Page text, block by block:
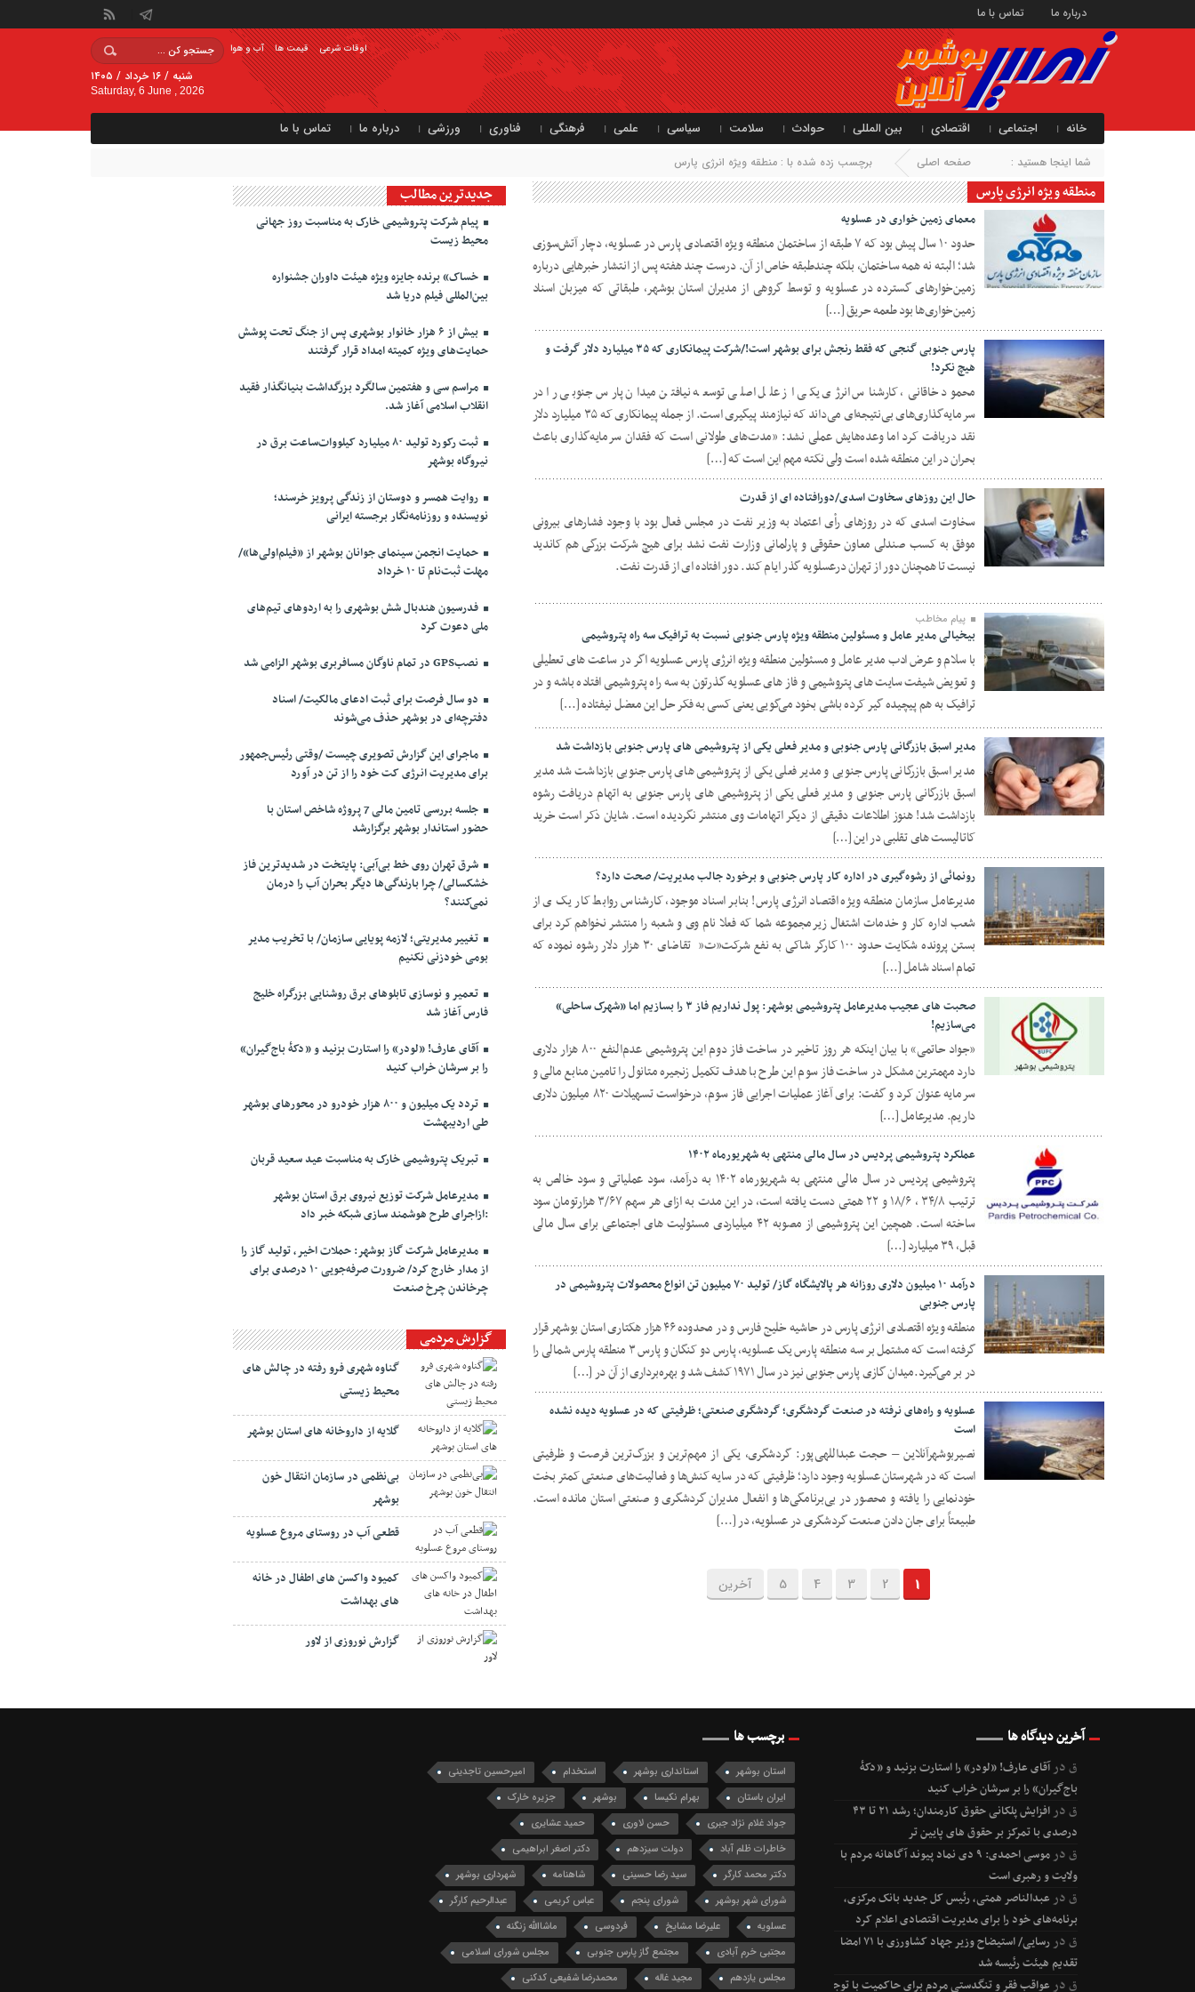
درباره ما تماس با ما
آب و هوا قیمت ها اوقات شرعی
شنبه / ۱۶ خرداد / ۱۴۰۵
Saturday, 6 June , 2026
خانه اجتماعی اقتصادی بین المللی حوادث سلامت سیاسی علمی فرهنگی فناوری ورزشی درباره ما تماس با ما
شما اینجا هستید : صفحه اصلی برچسب زده شده با : منطقه ویژه انرژی پارس
منطقه ویژه انرژی پارس
۲۲ دی ۱۴۰۳
معمای زمین خواری در عسلویه
حدود ۱۰ سال پیش بود که ۷ طبقه از ساختمان منطقه ویژه اقتصادی پارس در عسلویه، دچار آتش‌سوزی
شد؛ البته نه همه ساختمان، بلکه چندطبقه خاص از آن. درست چند هفته پس از انتشار خبرهایی درباره
زمین‌خوارهای گسترده در عسلویه و توسط گروهی از مدیران استان بوشهر، طبقاتی که میزبان اسناد
زمین‌خواری‌ها بود طعمه حریق […]
۰۹ مهر ۱۴۰۳
پارس جنوبی گنجی که فقط رنجش برای بوشهر است!/شرکت پیمانکاری که ۳۵ میلیارد دلار گرفت و
هیچ نکرد!
محمود خاقانی، کارشناس انرژی یکی از علل اصلی توسعه نیافتن میدان پارس جنوبی را در
سرمایه‌گذاری‌های بی‌نتیجه‌ای می‌داند که نیازمند پیگیری است. از جمله پیمانکاری که ۳۵ میلیارد دلار
نقد دریافت کرد اما وعده‌هایش عملی نشد: «مدت‌های طولانی است که فقدان سرمایه‌گذاری باعث
بحران در این منطقه شده است ولی نکته مهم این است که […]
۲۷ شهریور ۱۴۰۳
حال این روزهای سخاوت اسدی/دورافتاده ای از قدرت
سخاوت اسدی که در روزهای رأی اعتماد به وزیر نفت در مجلس فعال بود با وجود فشارهای بیرونی
موفق به کسب صندلی معاون حقوقی و پارلمانی وزارت نفت نشد برای هیچ شرکت بزرگی هم کاندید
نیست تا همچنان دور از تهران درعسلویه گذر ایام کند. دور افتاده ای از قدرت نفت.
۰۷ شهریور ۱۴۰۳
پیام مخاطب
بیخیالی مدیر عامل و مسئولین منطقه ویژه پارس جنوبی نسبت به ترافیک سه راه پتروشیمی
با سلام و عرض ادب مدیر عامل و مسئولین منطقه ویژه انرژی پارس عسلویه اگر در ساعت های تعطیلی
و تعویض شیفت سایت های پتروشیمی و فاز های عسلویه گذرتون به سه راه پتروشیمی افتاده باشه و در
ترافیک به هم پیچیده گیر کرده باشی بخود می‌گویی یعنی کسی به فکر حل این معضل نیفتاده […]
۱۹ مرداد ۱۴۰۳
مدیر اسبق بازرگانی پارس جنوبی و مدیر فعلی یکی از پتروشیمی های پارس جنوبی بازداشت شد
مدیر اسبق بازرگانی پارس جنوبی و مدیر فعلی یکی از پتروشیمی های پارس جنوبی بازداشت شد مدیر
اسبق بازرگانی پارس جنوبی و مدیر فعلی یکی از پتروشیمی های پارس جنوبی به اتهام دریافت رشوه
بازداشت شد! هنوز اطلاعات دقیقی از دیگر اتهامات وی منتشر نگردیده است. شایان ذکر است خرید
کاتالیست های تقلبی در این […]
۱۷ اردیبهشت ۱۴۰۳
رونمائی از رشوه‌گیری در اداره کار پارس جنوبی و برخورد جالب مدیریت/ صحت دارد؟
مدیرعامل سازمان منطقه ویژه اقتصاد انرژی پارس! بنابر اسناد موجود، کارشناس روابط کار یک ی از
شعب اداره کار و خدمات اشتغال زیرمجموعه شما که فعلا نام وی و شعبه را منتشر نخواهم کرد برای
بستن پرونده شکایت حدود ۱۰۰ کارگر شاکی به نفع شرکت”ت” تقاضای ۳۰ هزار دلار رشوه نموده که
تمام اسناد شامل […]
صحبت های عجیب مدیرعامل پتروشیمی بوشهر: پول نداریم فاز ۳ را بسازیم اما «شهرک ساحلی»
می‌سازیم!
«جواد حاتمی» با بیان اینکه هر روز تاخیر در ساخت فاز دوم این پتروشیمی عدم‌النفع ۸۰۰ هزار دلاری
دارد مهمترین مشکل در ساخت فاز سوم این طرح با هدف تکمیل زنجیره متانول را تامین منابع مالی و
سرمایه عنوان کرد و گفت: برای آغاز عملیات اجرایی فاز سوم، درخواست تسهیلات ۸۲۰ میلیون دلاری
داریم. مدیرعامل […]
۲۸ آذر ۱۴۰۲
عملکرد پتروشیمی پردیس⁩ در سال مالی منتهی به شهریورماه ۱۴۰۲
پتروشیمی پردیس⁩ در سال مالی منتهی به شهریورماه ۱۴۰۲ به درآمد، سود عملیاتی و سود خالص به
ترتیب ۳۴/۸ ، ۱۸/۶ و ۲۲ همتی دست یافته است، در این مدت به ازای هر سهم ۳/۶۷ هزارتومان سود
ساخته است. همچین این پتروشیمی از مصوبه ۴۲ میلیاردی مسئولیت های اجتماعی ‌برای سال مالی
قبل، ۳۹ میلیارد […]
۲۳ آذر ۱۴۰۲
درآمد ۱۰ میلیون دلاری روزانه هر پالایشگاه گاز/ تولید ۷۰ میلیون تن انواع محصولات پتروشیمی در
پارس جنوبی
منطقه ویژه اقتصادی انرژی پارس در حاشیه خلیج فارس و در محدوده ۴۶ هزار هکتاری استان بوشهر قرار
گرفته است که مشتمل بر سه منطقه پارس یک عسلویه، پارس دو کنگان و پارس ۳ منطقه پارس شمالی را
در بر می‌گیرد.میدان گازی پارس جنوبی نیز در سال ۱۹۷۱ کشف شد و بهره‌برداری از آن در […]
۲۱ آذر ۱۴۰۲
عسلویه و راه‌های نرفته در صنعت گردشگری؛ گردشگری صنعتی؛ ظرفیتی که در عسلویه دیده نشده
است
نصیربوشهرآنلاین – حجت عبداللهی‌پور: گردشگری، یکی از مهم‌ترین و بزرگ‌ترین فرصت و ظرفیتی
است که در شهرستان عسلویه وجود دارد؛ ظرفیتی که در سایه کنش‌ها و فعالیت‌های صنعتی کمتر بخت
خودنمایی را یافته و محصور در بی‌برنامگی‌ها و انفعال مدیران گردشگری و صنعتی استان مانده است.
طبیعتاً برای جان دادن صنعت گردشگری در عسلویه، در […]
1
2
3
4
5 آخرین
جدیدترین مطالب
پیام شرکت پتروشیمی خارک به مناسبت روز جهانی
محیط زیست
خساک» برنده جایزه ویژه هیئت داوران جشنواره
بین‌المللی فیلم دریا شد
بیش از ۶ هزار خانوار بوشهری پس از جنگ تحت پوشش
حمایت‌های ویژه کمیته امداد قرار گرفتند
مراسم سی و هفتمین سالگرد بزرگداشت بنیانگذار فقید
انقلاب اسلامی آغاز شد.
ثبت رکورد تولید ۸۰ میلیارد کیلووات‌ساعت برق در
نیروگاه بوشهر
روایت همسر و دوستان از زندگی پرویز خرسند؛
نویسنده و روزنامه‌نگار برجسته ایرانی
حمایت انجمن سینمای جوانان بوشهر از «فیلم‌اولی‌ها»/
مهلت ثبت‌نام تا ۱۰ خرداد
فدرسیون هندبال شش بوشهری را به اردوهای تیم‌های
ملی دعوت کرد
نصبGPS در تمام ناوگان مسافربری بوشهر الزامی شد
دو سال فرصت برای ثبت ادعای مالکیت/ اسناد
دفترچه‌ای در بوشهر حذف می‌شوند
ماجرای این گزارش تصویری چیست /وقتی رئیس‌جمهور
برای مدیریت انرژی کت خود را از تن در آورد
جلسه بررسی تامین مالی 7 پروژه شاخص استان با
حضور استاندار بوشهر برگزارشد
شرق تهران روی خط بی‌آبی: پایتخت در شدیدترین فاز
خشکسالی/ چرا بارندگی‌ها دیگر بحران آب را درمان
نمی‌کنند؟
تغییر مدیریتی؛ لازمه پویایی سازمان/ با تخریب مدیر
بومی خودزنی نکنیم
تعمیر و نوسازی تابلو‌های برق روشنایی بزرگراه خلیج
فارس آغاز شد
آقای عارف! «لودر» را استارت بزنید و «دکۀ باج‌گیران»
را بر سرشان خراب کنید
تردد یک میلیون و ۸۰۰ هزار خودرو در محور‌های بوشهر
طی اردیبهشت
تبریک پتروشیمی خارک به مناسبت عید سعید قربان
مدیرعامل شرکت توزیع نیروی برق استان بوشهر
:ازاجرای طرح هوشمند سازی شبکه خبر داد
مدیرعامل شرکت گاز بوشهر: حملات اخیر، تولید گاز را
از مدار خارج کرد/ ضرورت صرفه‌جویی ۱۰ درصدی برای
چرخاندن چرخ صنعت
گزارش مردمی
گناوه شهری فرو رفته در چالش های
محیط زیستی
گلایه از داروخانه های استان بوشهر
بی‌نظمی در سازمان انتقال خون
بوشهر
قطعی آب در روستای مروع عسلویه
کمیود واکسن های اطفال در خانه
های بهداشت
گزارش نوروزی از لاور
آخرین دیدگاه ها
قدرآقای عارف! «لودر» را استارت بزنید و «دکۀ
باج‌گیران» را بر سرشان خراب کنید
قدر
افزایش پلکانی حقوق کارمندان؛ رشد ۲۱ تا ۴۳
درصدی با تمرکز بر حقوق های پایین تر
قدر
موسی احمدی: ۹ دی نماد پیوند آگاهانه مردم با
ولایت و رهبری است
قدرعبدالناصر همتی، رئیس کل جدید بانک مرکزی،
برنامه‌های خود را برای مدیریت اقتصادی اعلام کرد
قدر
رسایی/ استیضاح وزیر جهاد کشاورزی با ۷۱ امضا
تقدیم هیئت رئیسه شد
قدرعواقب فقر و تنگدستی مردم برای حاکمیت با توجه
برچسب ها
استان بوشهر استانداری بوشهر استخدام
امیرحسین تاجدینی
ایران باستان
بهرام نکیسا بوشهر
جزیره خارک
جواد غلام نژاد جبری
حسن لاوری
حمید عشایری
خاطرات ظلم آباد
دولت سیزدهم
دکتر اصغر ابراهیمی
دکتر محمد کارگر
سید رضا حسینی شاهنامه
شهرداری بوشهر
شورای شهر بوشهر
شورای پنجم عباس کریمی
عبدالرحیم کارگر
عسلویه
علیرضا مشایخ فردوسی
ماشاالله زنگنه
مجتبی خرم آبادی
مجتمع گاز پارس جنوبی
مجلس شورای اسلامی
مجلس یازدهم
مجید غاله محمدرضا شفیعی کدکنی